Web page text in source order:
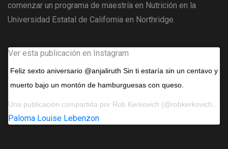
comenzar un programa de maestría en Nutrición en la
Universidad Estatal de California en Northridge.
Ver esta publicación en Instagram
Feliz sexto aniversario @anjaliruth Sin ti estaría sin un centavo y
muerto bajo un montón de hamburguesas con queso.
Una publicación compartida por Rob Kerkovich (@robkerkovich) el 3 de septiembre de 2017 a las 9:06 am PDT
Paloma Louise Lebenzon